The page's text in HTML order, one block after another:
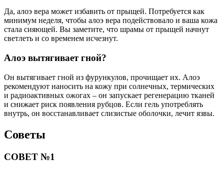
Да, алоэ вера может избавить от прыщей. Потребуется как
минимум неделя, чтобы алоэ вера подействовало и ваша кожа
стала сияющей. Вы заметите, что шрамы от прыщей начнут
светлеть и со временем исчезнут.
Алоэ вытягивает гной?
Он вытягивает гной из фурункулов, прочищает их. Алоэ
рекомендуют наносить на кожу при солнечных, термических
и радиоактивных ожогах – он запускает регенерацию тканей
и снижает риск появления рубцов. Если гель употреблять
внутрь, он восстанавливает слизистые оболочки, лечит язвы.
Советы
СОВЕТ №1